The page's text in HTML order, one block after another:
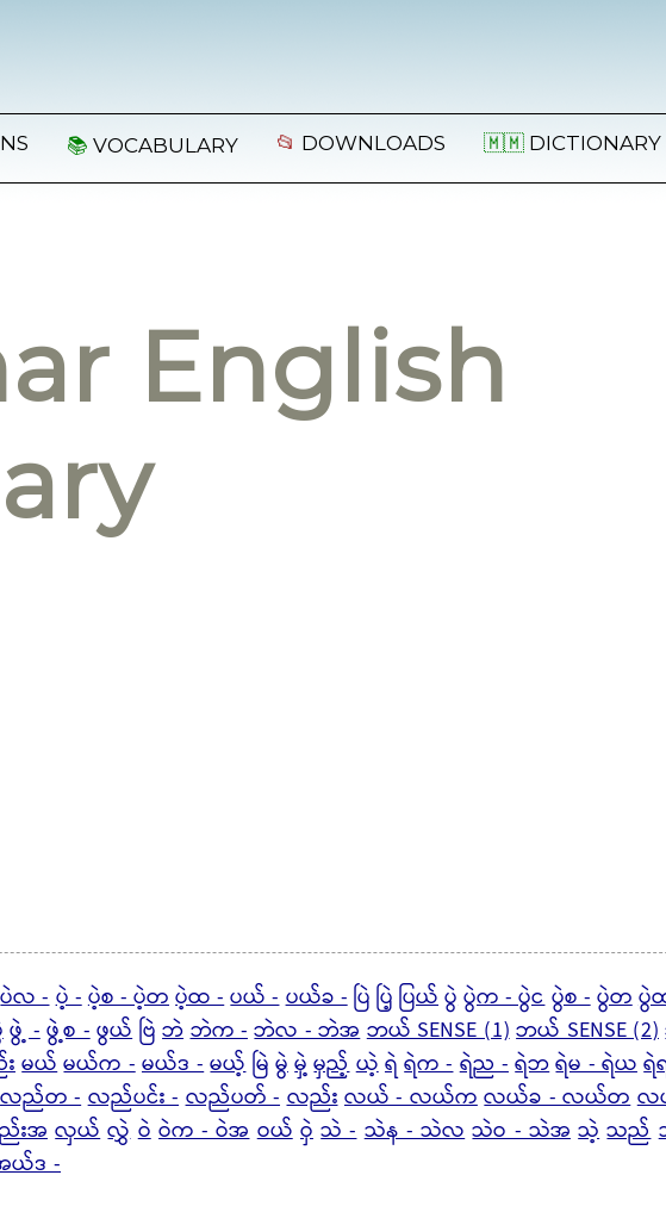
📚 VOCABULARY 📂 DOWNLOADS 🇲🇲 DICTIONARY
English
ပဲလ -ပဲ့ -ပဲ့စ - ပဲ့တပဲ့ထ -ပယ် -ပယ်ခ -ပြဲ ပြဲ့ ပြယ်ပွဲပွဲက - ပွဲငပွဲစ -ပွဲတပွဲ
ဖွဲ့ -ဖွဲ့စ -ဖွယ် ဗြဲ ဘဲဘဲက -ဘဲလ - ဘဲအဘယ် SENSE (1)ဘယ် SENSE (2)
မယ်မယ်က -မယ်ဒ -မယ့်မြဲ မွဲမှဲ့ မှည့်ယဲ့ရဲ ရဲက -ရဲည -ရဲဘရဲမ - ရဲယရဲ
လည်တ -လည်ပင်း -လည်ပတ် -လည်းလယ် - လယ်ကလယ်ခ - လယ်တလ
းအ လှယ် လွှဲ ဝဲ ဝဲက - ဝဲအ ဝယ် ဝှဲ သဲ - သဲန - သဲလ သဲဝ - သဲအ သဲ့ သည်
ယ်ဒ -